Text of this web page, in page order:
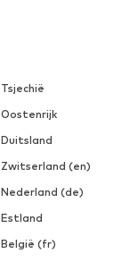
(en)
(de)
(fr)